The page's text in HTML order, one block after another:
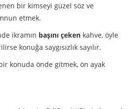
bir kimseyi güzel söz ve
etmek.
ikramın başını çeken kahve, öyle
konuğa saygısızlık sayılır.
konuda önde gitmek, ön ayak